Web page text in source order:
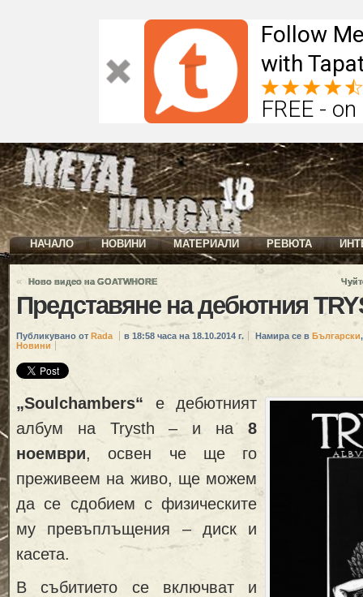
Follow
with
FREE -
НАЧАЛО НОВИНИ МАТЕРИАЛИ РЕВЮТА
« Ново видео на GOATWHORE
Представяне на дебютния
Публикувано от Rada в 18:58 часа на 18.10.2014 г. Намира се в Български
Новини
„Soulchambers“ e дебютният
албум на Trysth – и на8
ноември, освен че ще го
преживеем на живо, ще можем
да се сдобием с физическите
му превъплъщения – диск и
касета.
В събитието се включват и